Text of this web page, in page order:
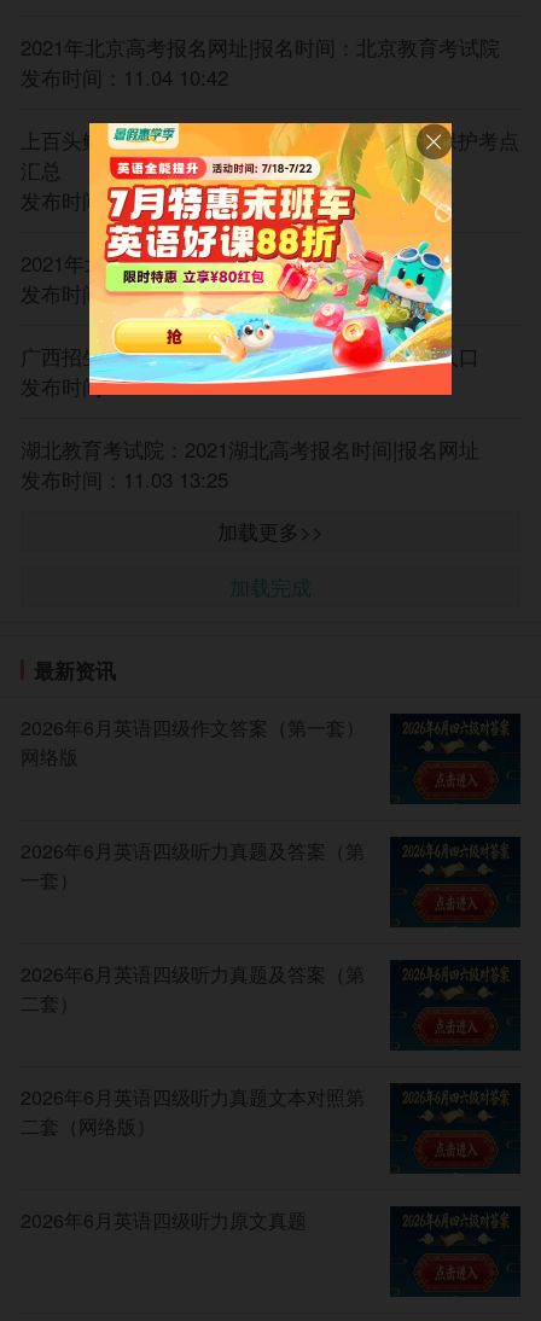
2021年北京高考报名网址|报名时间：北京教育考试院
发布时间：11.04 10:42
上百头鲸鱼在斯里兰卡搁浅 高考生物生态环境保护考点
汇总
发布时间：11.04 10:40
2021年北京高考报名将于今日结束
发布时间：11.04 10:32
广西招生考试院：2021广西高考报名时间|报名入口
发布时间：11.03 17:50
湖北教育考试院：2021湖北高考报名时间|报名网址
发布时间：11.03 13:25
加载更多>>
加载完成
最新资讯
2026年6月英语四级作文答案（第一套）
网络版
2026年6月英语四级听力真题及答案（第
一套）
2026年6月英语四级听力真题及答案（第
二套）
2026年6月英语四级听力真题文本对照第
二套（网络版）
2026年6月英语四级听力原文真题